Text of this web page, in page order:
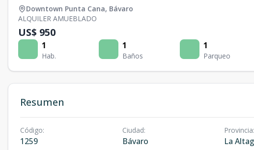
Downtown Punta Cana, Bávaro
ALQUILER AMUEBLADO
US$ 950
1
Hab.
1
Baños
1
Parqueo
Resumen
Código:
1259
Ciudad:
Bávaro
Provincia:
La